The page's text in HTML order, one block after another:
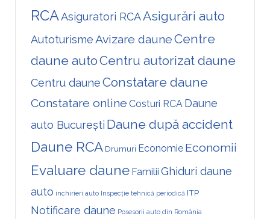
RCAAsiguratori RCAAsigurări auto
AutoturismeAvizare dauneCentre
daune autoCentru autorizat daune
Centru dauneConstatare daune
Constatare online Costuri RCA Daune
auto București Daune după accident
Daune RCA Drumuri Economie Economii
Evaluare daune Familii Ghiduri daune
auto inchirieri auto Inspecție tehnică periodică ITP
Notificare daune Posesorii auto din România